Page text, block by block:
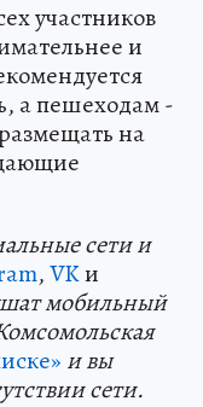
участников
и
а пешеходам -
на
сети и
,VKи
мобильный
и вы
сети.